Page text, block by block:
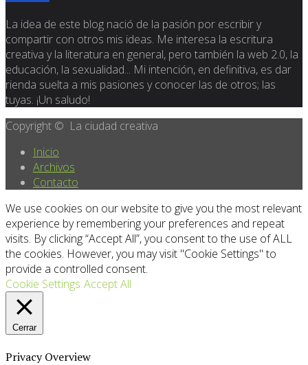
La idea de este blog nació de la pasión por escribir y
compartir con otros mis ideas. Me interesa la escritura
creativa y la literatura en general, pero también la web 2.0, la
educación, la sexualidad... Mi intención, en definitiva, es dar
rienda suelta a mis pasiones y conocer las de otros; las
tuyas. ¡Un saludo!
Copyright © La ciudad creativa
Inicio
Archivos
Contacto
We use cookies on our website to give you the most relevant
experience by remembering your preferences and repeat
visits. By clicking “Accept All”, you consent to the use of ALL
the cookies. However, you may visit "Cookie Settings" to
provide a controlled consent.
Cookie Settings Accept All
Cerrar
Privacy Overview